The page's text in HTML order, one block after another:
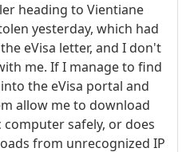
heading to Vientiane
yesterday, which had
eVisa letter, and I don't
me. If I manage to find
the eVisa portal and
allow me to download
safely, or does
from unrecognized IP